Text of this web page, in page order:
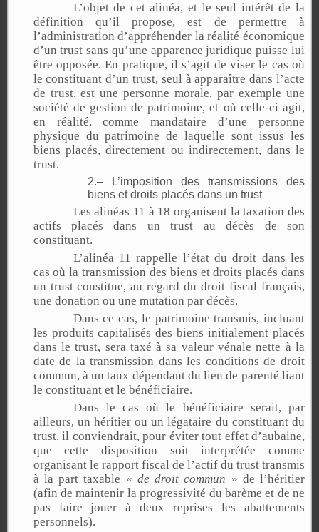
L’objet de cet alinéa, et le seul intérêt de la
définition qu’il propose, est de permettre à
l’administration d’appréhender la réalité économique
d’un trust sans qu’une apparence juridique puisse lui
être opposée. En pratique, il s’agit de viser le cas où
le constituant d’un trust, seul à apparaître dans l’acte
de trust, est une personne morale, par exemple une
société de gestion de patrimoine, et où celle-ci agit,
en réalité, comme mandataire d’une personne
physique du patrimoine de laquelle sont issus les
biens placés, directement ou indirectement, dans le
trust.
2.– L’imposition des transmissions des
biens et droits placés dans un trust
Les alinéas 11 à 18 organisent la taxation des
actifs placés dans un trust au décès de son
constituant.
L’alinéa 11 rappelle l’état du droit dans les
cas où la transmission des biens et droits placés dans
un trust constitue, au regard du droit fiscal français,
une donation ou une mutation par décès.
Dans ce cas, le patrimoine transmis, incluant
les produits capitalisés des biens initialement placés
dans le trust, sera taxé à sa valeur vénale nette à la
date de la transmission dans les conditions de droit
commun, à un taux dépendant du lien de parenté liant
le constituant et le bénéficiaire.
Dans le cas où le bénéficiaire serait, par
ailleurs, un héritier ou un légataire du constituant du
trust, il conviendrait, pour éviter tout effet d’aubaine,
que cette disposition soit interprétée comme
organisant le rapport fiscal de l’actif du trust transmis
à la part taxable « de droit commun » de l’héritier
(afin de maintenir la progressivité du barème et de ne
pas faire jouer à deux reprises les abattements
personnels).